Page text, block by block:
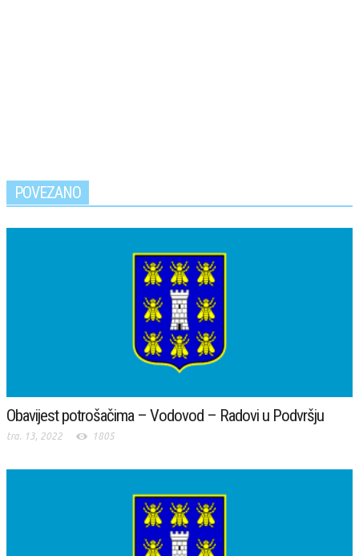
POVEZANO
Obavijest potrošačima – Vodovod – Radovi u Podvršju
tra. 13, 2022 1805